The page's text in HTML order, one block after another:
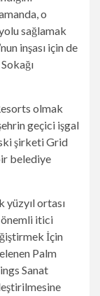
o
sağlamak
inşası için de
olmak
geçici işgal
şirketi Grid
belediye
yüzyıl ortası
itici
İçin
Palm
Sanat